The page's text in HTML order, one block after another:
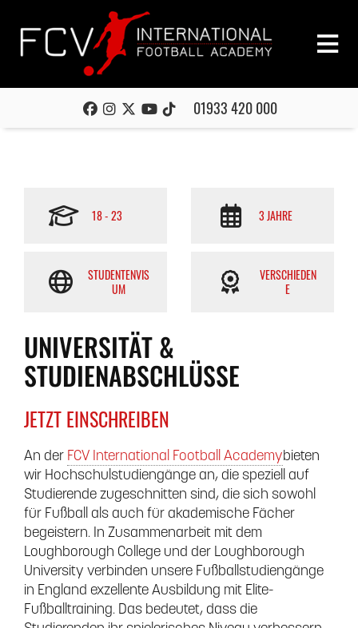
01933 420 000
18 - 23 3 JAHRE
STUDENTENVIS
UM
VERSCHIEDEN
E
UNIVERSITÄT &
STUDIENABSCHLÜSSE
JETZT EINSCHREIBEN
An der FCV International Football Academybieten
wir Hochschulstudiengänge an, die speziell auf
Studierende zugeschnitten sind, die sich sowohl
für Fußball als auch für akademische Fächer
begeistern. In Zusammenarbeit mit dem
Loughborough College und der Loughborough
University verbinden unsere Fußballstudiengänge
in England exzellente Ausbildung mit Elite-
Fußballtraining. Das bedeutet, dass die